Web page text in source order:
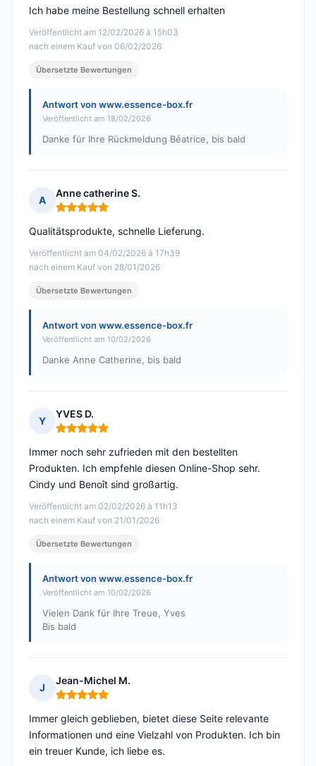
Veröffentlicht am 12/02/2026 à 15h03
nach einem Kauf von 06/02/2026
Ich habe meine Bestellung schnell erhalten
Übersetzte Bewertungen
Antwort von www.essence-box.fr
Veröffentlicht am 18/02/2026
Danke für Ihre Rückmeldung Béatrice, bis bald
A
Anne catherine S.
Hinweis: 5 von 5
Veröffentlicht am 04/02/2026 à 17h39
nach einem Kauf von 28/01/2026
Qualitätsprodukte, schnelle Lieferung.
Übersetzte Bewertungen
Antwort von www.essence-box.fr
Veröffentlicht am 10/02/2026
Danke Anne Catherine, bis bald
Y
YVES D.
Hinweis: 5 von 5
Veröffentlicht am 02/02/2026 à 11h13
nach einem Kauf von 21/01/2026
Immer noch sehr zufrieden mit den bestellten
Produkten. Ich empfehle diesen Online-Shop sehr.
Cindy und Benoît sind großartig.
Übersetzte Bewertungen
Antwort von www.essence-box.fr
Veröffentlicht am 10/02/2026
Vielen Dank für Ihre Treue, Yves
Bis bald
J
Jean-Michel M.
Hinweis: 5 von 5
Immer gleich geblieben, bietet diese Seite relevante
Informationen und eine Vielzahl von Produkten. Ich bin
ein treuer Kunde, ich liebe es.